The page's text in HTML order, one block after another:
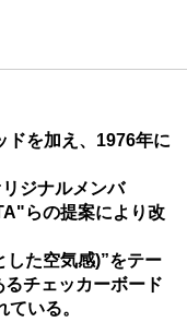
ドを加え、1976年に
ジナルメンバ
らの提案により改
た空気感)”をテー
チェッカーボード
いる。